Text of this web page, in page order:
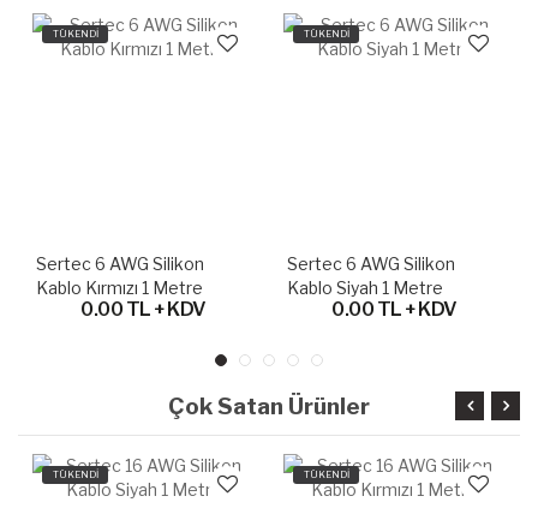
TÜKENDİ
Sertec 6 AWG Silikon
Kablo Kırmızı 1 Metre
0.00 TL + KDV
TÜKENDİ
Sertec 6 AWG Silikon
Kablo Siyah 1 Metre
0.00 TL + KDV
Çok Satan Ürünler
TÜKENDİ TÜKENDİ